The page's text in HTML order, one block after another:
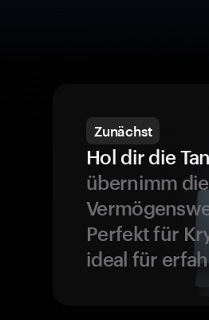
Zunächst
Hol dir die
übernimm
Perfekt für
ideal für